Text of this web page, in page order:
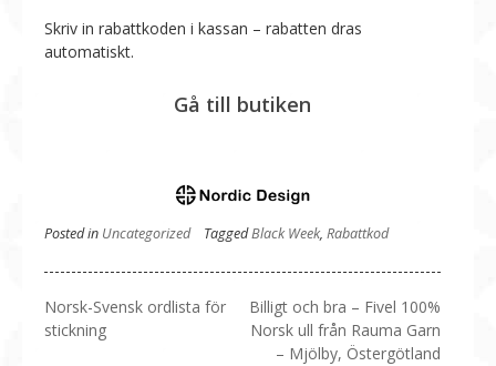
Skriv in rabattkoden i kassan – rabatten dras
automatiskt.
Gå till butiken
Posted in Uncategorized TaggedBlack Week, Rabattkod
Inläggsnavigering
Norsk-Svensk ordlista för
stickning
Billigt och bra – Fivel 100%
Norsk ull från Rauma Garn
– Mjölby, Östergötland